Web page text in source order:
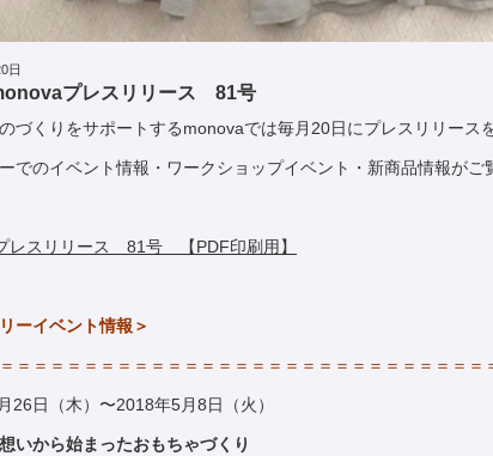
日
プレスリリース 81号
づくりをサポートするmonovaでは毎月20日にプレスリリース
でのイベント情報・ワークショップイベント・新商品情報がご
レスリリース 81号 【PDF印刷用】
ーイベント情報＞
＝＝＝＝＝＝＝＝＝＝＝＝＝＝＝＝＝＝＝＝＝＝＝＝＝＝＝＝
26日（木）〜2018年5月8日（火）
いから始まったおもちゃづくり